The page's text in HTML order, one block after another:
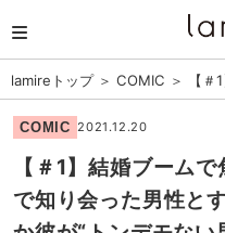
lamireトップ＞ COMIC ＞ 【
COMIC 2021.12.20
【＃1】結婚ブーム
で知り会った男性と